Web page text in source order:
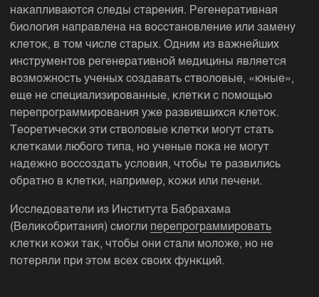
накапливаются следы старения. Регенеративная
биология направлена на восстановление или замену
клеток, в том числе старых. Одним из важнейших
инструментов регенеративной медицины является
возможность ученых создавать стволовые, «юные»,
еще не специализированные, клетки с помощью
перепрограммирования уже развившихся клеток.
Теоретически эти стволовые клетки могут стать
клетками любого типа, но ученые пока не могут
надежно воссоздать условия, чтобы те развились
обратно в клетки, например, кожи или печени.
Исследователи из Института Бабрахама
(Великобритания) смогли перепрограммировать
клетки кожи так, чтобы они стали моложе, но не
потеряли при этом всех своих функций.